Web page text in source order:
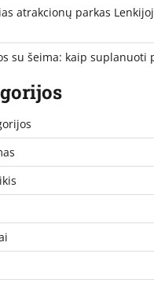
atrakcionų parkas
su šeima: kaip suplanuoti